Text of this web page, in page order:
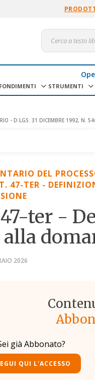
STRUMENTI
- D.LGS. 31 DICEMBRE 1992, N.
DEL
47-TER -
47-ter -
2026
già Abbonato?
QUI L'ACCESSO